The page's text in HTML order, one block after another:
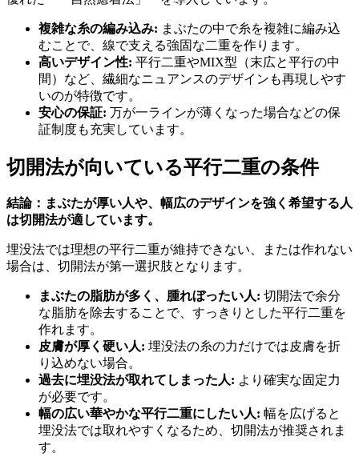
複雑な糸の編み込み: まぶたの中で糸を複雑に編み込
むことで、線で支える強固な二重を作ります。
高いデザイン性: 平行二重やMIX型（末広と平行の中
間）など、繊細なニュアンスのデザインも再現しやす
いのが特徴です。
安心の保証: 万が一ラインが薄くなった場合などの保
証制度も充実しています。
切開法が向いている平行二重の条件
結論：まぶたが厚い人や、幅広のデザインを強く希望する人
は切開法が適しています。
埋没法では理想の平行二重が維持できない、または作れない
場合は、切開法が第一選択肢となります。
まぶたの脂肪が多く、腫れぼったい人: 切開法で余分
な脂肪を除去することで、すっきりとした平行二重を
作れます。
皮膚が厚く硬い人: 埋没法の糸の力だけでは皮膚を折
り込めない場合。
過去に埋没法が取れてしまった人: より確実な固定力
が必要です。
幅の広い華やかな平行二重にしたい人: 幅を広げると
埋没法では取れやすくなるため、切開法が推奨されま
す。